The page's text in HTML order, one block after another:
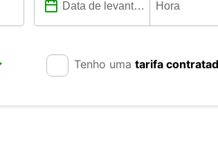
Tenho uma tarifa